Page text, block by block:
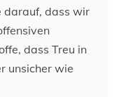
darauf, dass wir
dass Treu in
unsicher wie